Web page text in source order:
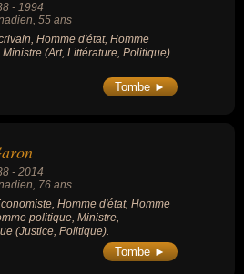
- 1994
, 55 ans
Homme d'état, Homme
(Art, Littérature, Politique).
Tombe ►
- 2014
, 76 ans
Homme d'état, Homme
politique, Ministre,
(Justice, Politique).
Tombe ►